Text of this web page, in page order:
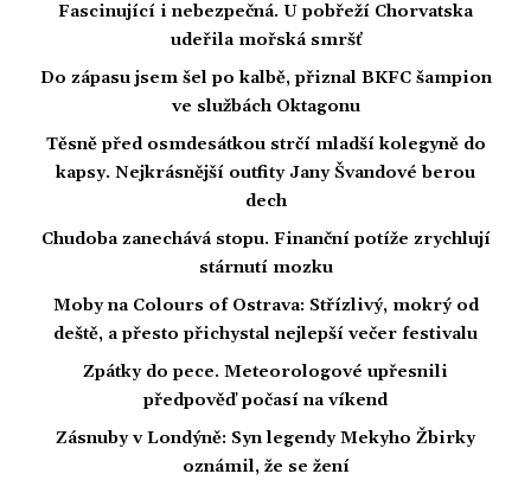
Fascinující i nebezpečná. U pobřeží Chorvatska
udeřila mořská smršť
Do zápasu jsem šel po kalbě, přiznal BKFC šampion
ve službách Oktagonu
Těsně před osmdesátkou strčí mladší kolegyně do
kapsy. Nejkrásnější outfity Jany Švandové berou
dech
Chudoba zanechává stopu. Finanční potíže zrychlují
stárnutí mozku
Moby na Colours of Ostrava: Střízlivý, mokrý od
deště, a přesto přichystal nejlepší večer festivalu
Zpátky do pece. Meteorologové upřesnili
předpověď počasí na víkend
Zásnuby v Londýně: Syn legendy Mekyho Žbirky
oznámil, že se žení